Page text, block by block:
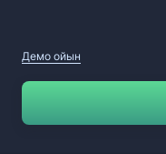
Демо ойын